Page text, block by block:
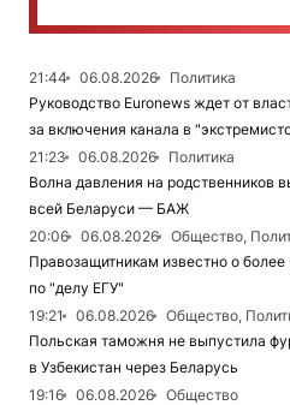
21:44 06.08.2026
Политика
Руководство Euronews ждет от
за включения канала в
21:23
06.08.2026
Политика
Волна давления на родственников
всей Беларуси — БАЖ
20:06
06.08.2026
Общество,
Правозащитникам известно о
по "делу ЕГУ"
19:21
06.08.2026
Общество,
Польская таможня не выпустила
в Узбекистан через Беларусь
19:16
06.08.2026
Общество